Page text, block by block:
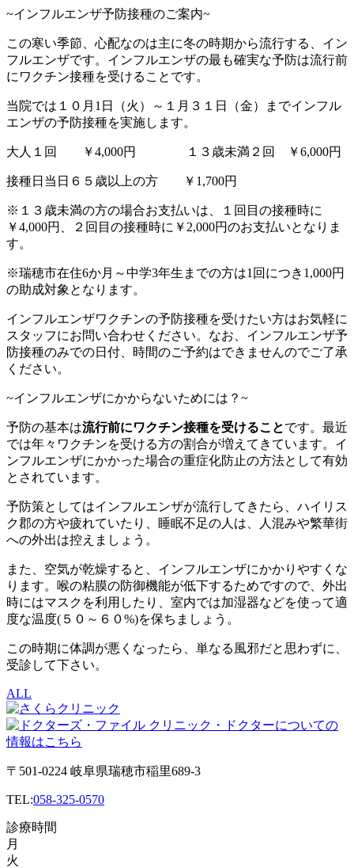
~インフルエンザ予防接種のご案内~
この寒い季節、心配なのは主に冬の時期から流行する、イン
フルエンザです。インフルエンザの最も確実な予防は流行前
にワクチン接種を受けることです。
当院では１０月1日（火）～１月３１日（金）までインフル
エンザの予防接種を実施します。
大人１回 ￥4,000円 １３歳未満２回 ￥6,000円
接種日当日６５歳以上の方 ￥1,700円
※１３歳未満の方の場合お支払いは、１回目の接種時に
￥4,000円、２回目の接種時に￥2,000円のお支払いとなりま
す。
※瑞穂市在住6か月～中学3年生までの方は1回につき1,000円
の助成対象となります。
インフルエンザワクチンの予防接種を受けたい方はお気軽に
スタッフにお問い合わせください。なお、インフルエンザ予
防接種のみでの日付、時間のご予約はできませんのでご了承
ください。
~インフルエンザにかからないためには？~
予防の基本は流行前にワクチン接種を受けることです。最近
では年々ワクチンを受ける方の割合が増えてきています。イ
ンフルエンザにかかった場合の重症化防止の方法として有効
とされています。
予防策としてはインフルエンザが流行してきたら、ハイリス
ク郡の方や疲れていたり、睡眠不足の人は、人混みや繁華街
への外出は控えましょう。
また、空気が乾燥すると、インフルエンザにかかりやすくな
ります。喉の粘膜の防御機能が低下するためですので、外出
時にはマスクを利用したり、室内では加湿器などを使って適
度な温度(５０～６０%)を保ちましょう。
この時期に体調が悪くなったら、単なる風邪だと思わずに、
受診して下さい。
ALL
〒501-0224 岐阜県瑞穂市稲里689-3
TEL:058-325-0570
診療時間
月
火